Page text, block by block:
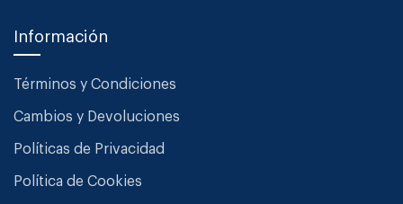
Información
Términos y Condiciones
Cambios y Devoluciones
Políticas de Privacidad
Política de Cookies